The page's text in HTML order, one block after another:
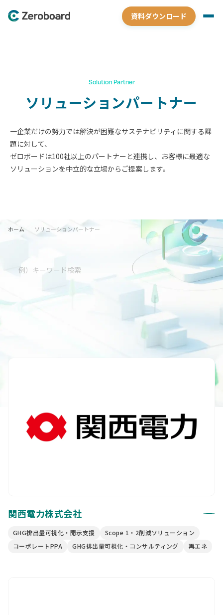
資料ダウンロード
Solution Partner
ソリューションパートナー
一企業だけの努力では解決が困難なサステナビリティに関する課
題に対して、
ゼロボードは100社以上のパートナーと連携し、お客様に最適な
ソリューションを中立的な立場からご提案します。
ホーム ソリューションパートナー
関西電力株式会社
GHG排出量可視化・開示支援
Scope 1・2削減ソリューション
コーポレートPPA
GHG排出量可視化・コンサルティング 再エネ